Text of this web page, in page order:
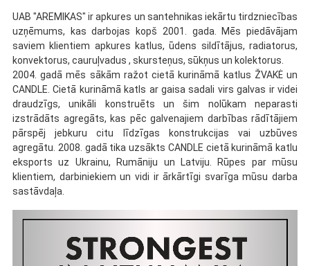
UAB "AREMIKAS" ir apkures un santehnikas iekārtu tirdzniecības
uzņēmums, kas darbojas kopš 2001. gada. Mēs piedāvājam
saviem klientiem apkures katlus, ūdens sildītājus, radiatorus,
konvektorus, cauruļvadus , skursteņus, sūkņus un kolektorus.
2004. gadā mēs sākām ražot cietā kurināmā katlus ŽVAKĖ un
CANDLE. Cietā kurināmā katls ar gaisa sadali virs galvas ir videi
draudzīgs, unikāli konstruēts un šim nolūkam neparasti
izstrādāts agregāts, kas pēc galvenajiem darbības rādītājiem
pārspēj jebkuru citu līdzīgas konstrukcijas vai uzbūves
agregātu. 2008. gadā tika uzsākts CANDLE cietā kurināmā katlu
eksports uz Ukrainu, Rumāniju un Latviju. Rūpes par mūsu
klientiem, darbiniekiem un vidi ir ārkārtīgi svarīga mūsu darba
sastāvdaļa.